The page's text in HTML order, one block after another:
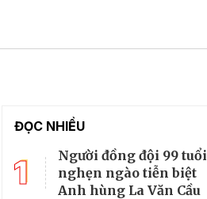
ĐỌC NHIỀU
1
Người đồng đội 99 tuổi
nghẹn ngào tiễn biệt
Anh hùng La Văn Cầu